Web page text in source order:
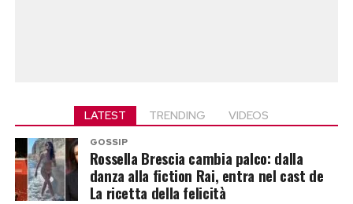
LATEST TRENDING VIDEOS
GOSSIP
Rossella Brescia cambia palco: dalla
danza alla fiction Rai, entra nel cast de
La ricetta della felicità